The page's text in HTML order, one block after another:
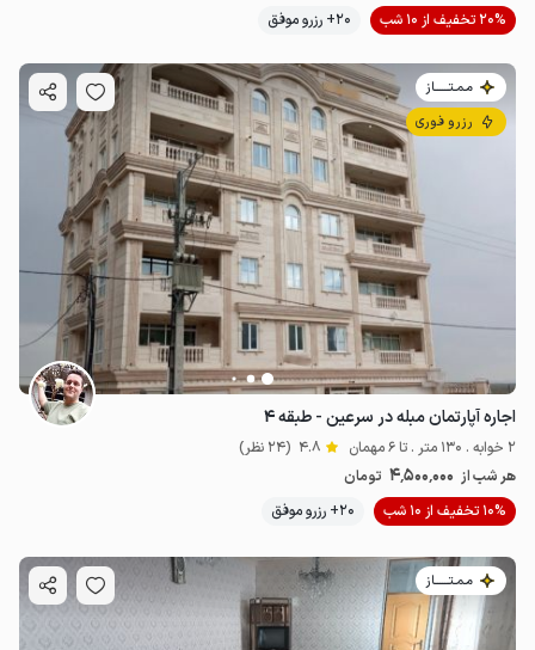
20% تخفیف از 10 شب
20+ رزرو موفق
مـمـتــــــاز
رزرو فوری
اجاره آپارتمان مبله در سرعین - طبقه ۴
2 خوابه . 130 متر . تا 6 مهمان 4.8 (24 نظر)
هر شب از 4٬500٬000 تومان
10% تخفیف از 10 شب
20+ رزرو موفق
مـمـتــــــاز